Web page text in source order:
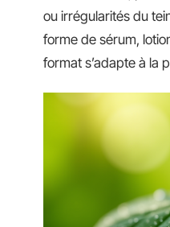
ou irrégularités du
forme de sérum,
format s’adapte à la